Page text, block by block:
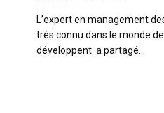
L’expert en management
très connu dans le monde
développent a partagé…